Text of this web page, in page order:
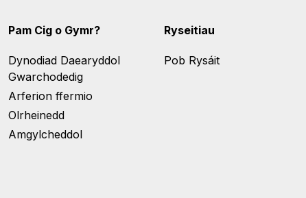
Pam Cig o Gymr?
Dynodiad Daearyddol
Gwarchodedig
Arferion ffermio
Olrheinedd
Amgylcheddol
Ryseitiau
Pob Rysáit